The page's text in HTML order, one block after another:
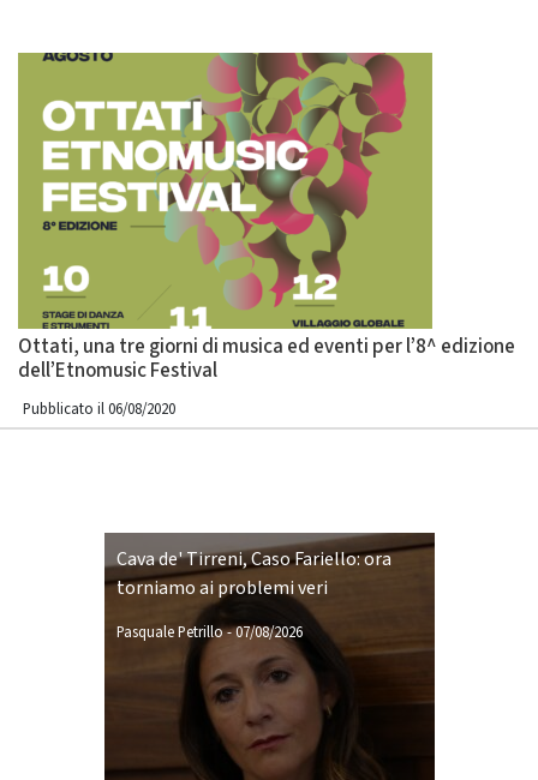
Ottati, una tre giorni di musica ed eventi per l’8^ edizione
dell’Etnomusic Festival
Pubblicato il 06/08/2020
Cava de' Tirreni, Caso Fariello: ora
torniamo ai problemi veri
Pasquale Petrillo-07/08/2026